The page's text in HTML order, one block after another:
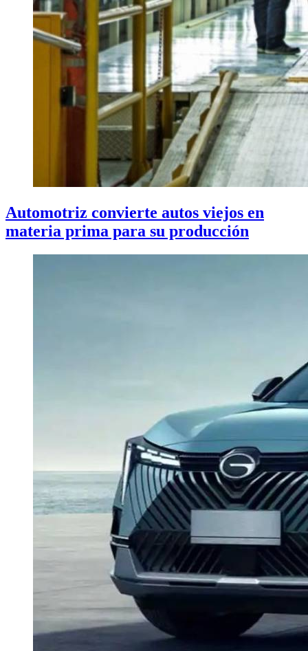
Automotriz convierte autos viejos en
materia prima para su producción